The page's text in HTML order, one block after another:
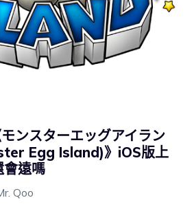
ンスターエッグアイラン
Egg Island)》iOS版上
遠嗎
Qoo